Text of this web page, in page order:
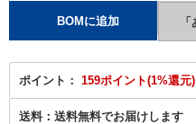
ポイント： 159ポイント(1%還元)
送料： 送料無料でお届けします